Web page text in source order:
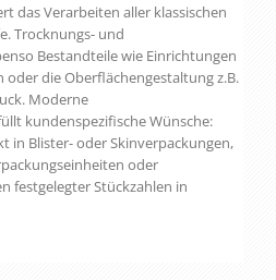
das Verarbeiten aller klassischen
Trocknungs- und
Bestandteile wie Einrichtungen
oder die Oberflächengestaltung z.B.
Moderne
kundenspezifische Wünsche:
in Blister- oder Skinverpackungen,
oder
festgelegter Stückzahlen in